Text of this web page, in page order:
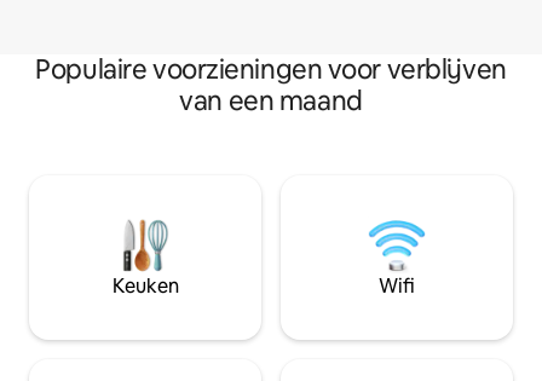
Populaire voorzieningen voor verblijven
van een maand
Keuken Wifi